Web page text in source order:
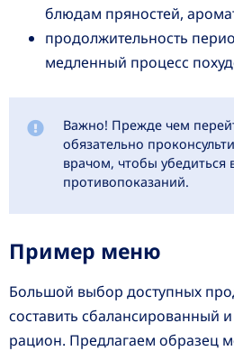
блюдам пряностей,
продолжительность
медленный процесс
Важно! Прежде чем
обязательно
врачом, чтобы убедиться
противопоказаний.
Пример меню
Большой выбор доступных
составить сбалансированный
рацион. Предлагаем образец